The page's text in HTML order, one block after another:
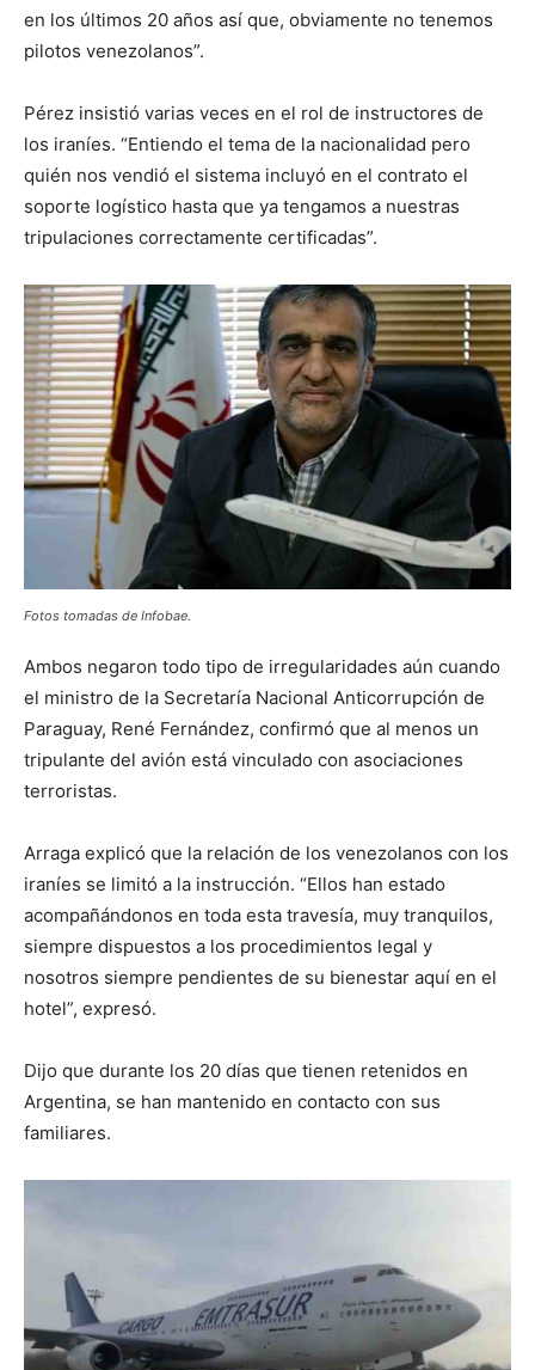
en los últimos 20 años así que, obviamente no tenemos
pilotos venezolanos”.
Pérez insistió varias veces en el rol de instructores de
los iraníes. “Entiendo el tema de la nacionalidad pero
quién nos vendió el sistema incluyó en el contrato el
soporte logístico hasta que ya tengamos a nuestras
tripulaciones correctamente certificadas”.
Fotos tomadas de Infobae.
Ambos negaron todo tipo de irregularidades aún cuando
el ministro de la Secretaría Nacional Anticorrupción de
Paraguay, René Fernández, confirmó que al menos un
tripulante del avión está vinculado con asociaciones
terroristas.
Arraga explicó que la relación de los venezolanos con los
iraníes se limitó a la instrucción. “Ellos han estado
acompañándonos en toda esta travesía, muy tranquilos,
siempre dispuestos a los procedimientos legal y
nosotros siempre pendientes de su bienestar aquí en el
hotel”, expresó.
Dijo que durante los 20 días que tienen retenidos en
Argentina, se han mantenido en contacto con sus
familiares.